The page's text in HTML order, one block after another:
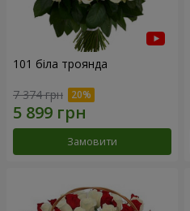
101 біла троянда
7 374 грн
Замовити